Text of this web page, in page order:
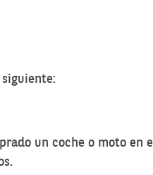
siguiente:
un coche o moto